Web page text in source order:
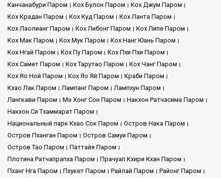
Канчанабури Паром
Кох Булон Паром
Кох Джум Паром
Кох Крадан Паром
Кох Куд Паром
Кох Ланта Паром
Кох Лаолианг Паром
Кох Либонг Паром
Кох Липе Паром
Кох Мак Паром
Кох Мук Паром
Кох Нанг Юань Паром
Кох Нгай Паром
Кох Пу Паром
Кох Пхи Пхи Паром
Кох Самет Паром
Кох Тарутао Паром
Кох Чанг Паром
Кох Яо Ной Паром
Кох Яо Яй Паром
Краби Паром
Кхао Лак Паром
Лампанг Паром
Лампхун Паром
Лангкави Паром
Мэ Хонг Сон Паром
Накхон Ратчасима Паром
Накхон Си Тхаммарат Паром
Национальный парк Кхао Сок Паром
Остров Нака Паром
Остров Пханган Паром
Остров Самуи Паром
Остров Тао Паром
Паттайя Паром
Плотина Ратчапрапха Паром
Прачуап Кхири Кхан Паром
Пханг Нга Паром
Пхукет Паром Райлай Паром
Районг Паром